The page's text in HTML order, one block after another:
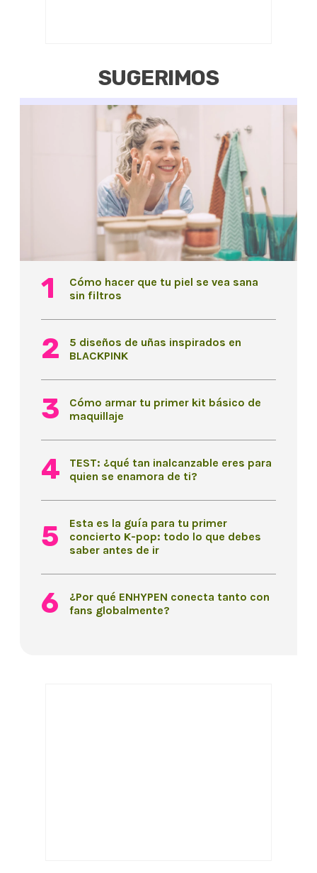
SUGERIMOS
Cómo hacer que tu piel se vea sana
sin filtros
5 diseños de uñas inspirados en
BLACKPINK
Cómo armar tu primer kit básico de
maquillaje
TEST: ¿qué tan inalcanzable eres para
quien se enamora de ti?
Esta es la guía para tu primer
concierto K-pop: todo lo que debes
saber antes de ir
¿Por qué ENHYPEN conecta tanto con
fans globalmente?